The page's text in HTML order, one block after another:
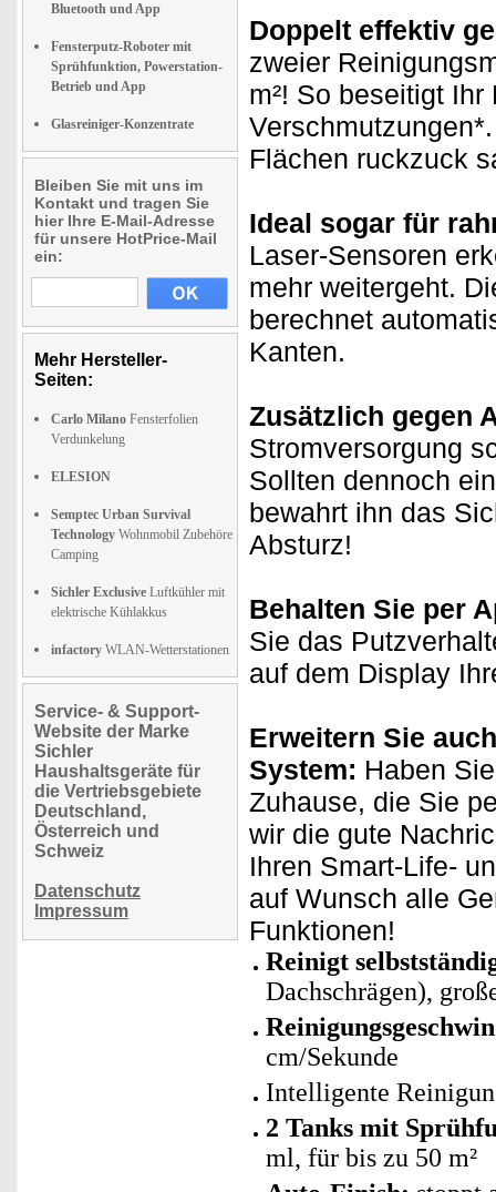
Bluetooth und App
Fensterputz-Roboter mit
Sprühfunktion, Powerstation-
Betrieb und App
Glasreiniger-Konzentrate
Bleiben Sie mit uns im
Kontakt und tragen Sie
hier Ihre E-Mail-Adresse
für unsere HotPrice-Mail
ein:
Mehr Hersteller-
Seiten:
Carlo Milano Fensterfolien
Verdunkelung
ELESION
Semptec Urban Survival
Technology Wohnmobil Zubehöre
Camping
Sichler Exclusive Luftkühler mit
elektrische Kühlakkus
infactory WLAN-Wetterstationen
Service- & Support-
Website der Marke
Sichler
Haushaltsgeräte für
die Vertriebsgebiete
Deutschland,
Österreich und
Schweiz
Datenschutz
Impressum
Doppelt effektiv
zweier
m²! So beseitigt
Flächen ruckzuck
Ideal sogar für
Laser-Sensoren
mehr weitergeht.
berechnet
Kanten.
Zusätzlich gegen
Stromversorgung
Sollten dennoch
bewahrt ihn das
Absturz!
Behalten Sie per
Sie das
auf dem Display
Erweitern Sie
System: Haben
Zuhause, die Sie
wir die gute
Ihren Smart-Life-
auf Wunsch alle
Funktionen!
Reinigt
Dachschrägen),
cm/Sekunde
Intelligente
2 Tanks mit
ml, für bis zu 50 m²